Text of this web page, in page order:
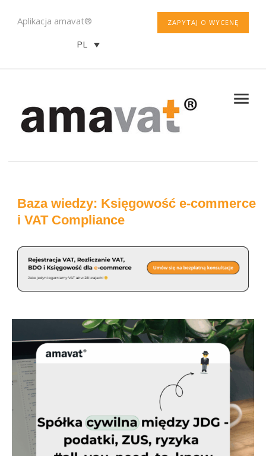
ZAPYTAJ O WYCENĘ
Aplikacja amavat®
PL
Baza wiedzy: Księgowość e-commerce
i VAT Compliance